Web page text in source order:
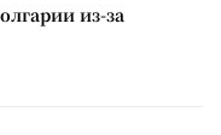
из-за